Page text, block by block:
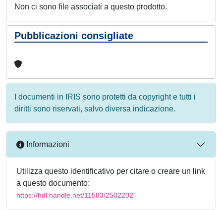
Non ci sono file associati a questo prodotto.
Pubblicazioni consigliate
I documenti in IRIS sono protetti da copyright e tutti i
diritti sono riservati, salvo diversa indicazione.
Informazioni
Utilizza questo identificativo per citare o creare un link
a questo documento:
https://hdl.handle.net/11583/2502202